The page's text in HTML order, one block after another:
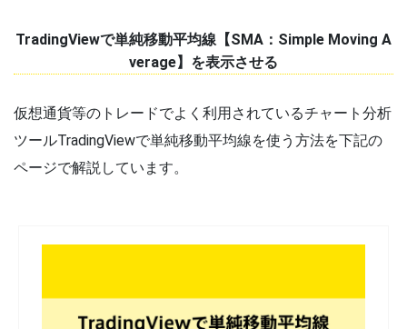
TradingViewで単純移動平均線【SMA：Simple Moving A
verage】を表示させる
仮想通貨等のトレードでよく利用されているチャート分析
ツールTradingViewで単純移動平均線を使う方法を下記の
ページで解説しています。